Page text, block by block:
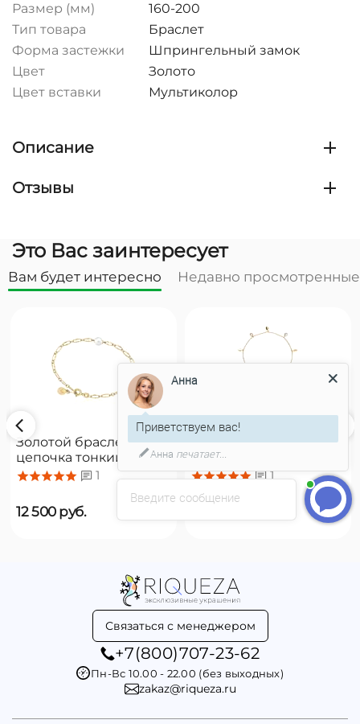
Размер (мм)
160-200
Тип товара
Браслет
Форма застежки
Шпрингельный замок
Цвет
Золото
Цвет вставки
Мультиколор
Описание
Отзывы
Это Вас заинтересует
Вам будет интересно Недавно просмотренные
Золотой браслет
цепочка тонкий с
органическим
Cies
1
12 500 руб.
Золотой браслет
цепочка с подвесками
Majorica Romea
1
Связаться с менеджером
+7(800)707-23-62
Пн-Вс 10.00 - 22.00 (без выходных)
zakaz@riqueza.ru
Введите сообщение
Анна
Приветствуем вас!
Анна печатает...